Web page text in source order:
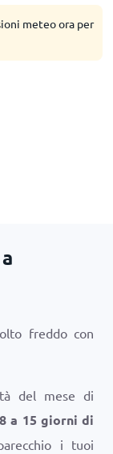
meteo ora per
freddo con
del mese di
a 15 giorni di
i tuoi